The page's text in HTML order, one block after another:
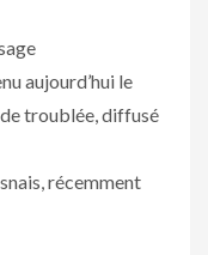
aujourd’hui le
troublée, diffusé
récemment